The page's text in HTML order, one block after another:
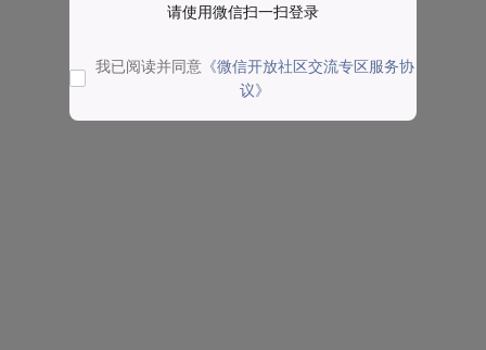
请使用微信扫一扫登录
我已阅读并同意 《微信开放社区交流专区服务协
议》